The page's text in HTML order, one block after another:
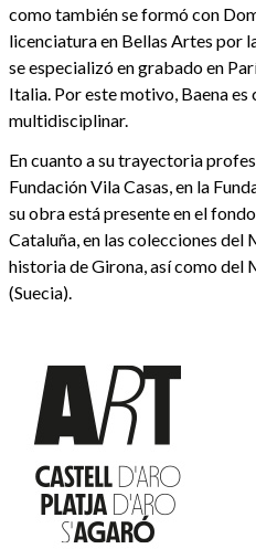
como también se formó con
licenciatura en Bellas Artes por
se especializó en grabado en
Italia. Por este motivo, Baena
multidisciplinar.
En cuanto a su trayectoria
Fundación Vila Casas, en la
su obra está presente en el
Cataluña, en las colecciones del
historia de Girona, así como del
(Suecia).